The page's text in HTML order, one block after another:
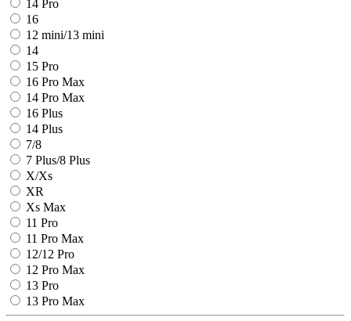
14 Pro
16
12 mini/13 mini
14
15 Pro
16 Pro Max
14 Pro Max
16 Plus
14 Plus
7/8
7 Plus/8 Plus
X/Xs
XR
Xs Max
11 Pro
11 Pro Max
12/12 Pro
12 Pro Max
13 Pro
13 Pro Max